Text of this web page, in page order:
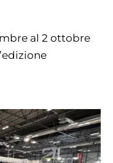
al 2 ottobre